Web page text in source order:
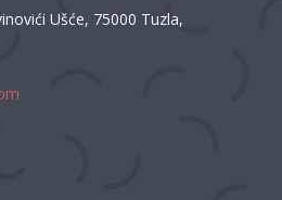
Ušće, 75000 Tuzla,